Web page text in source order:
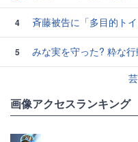
4 斉藤被告に「多目的トイ
5
みな実を守った? 粋な
画像アクセスランキング